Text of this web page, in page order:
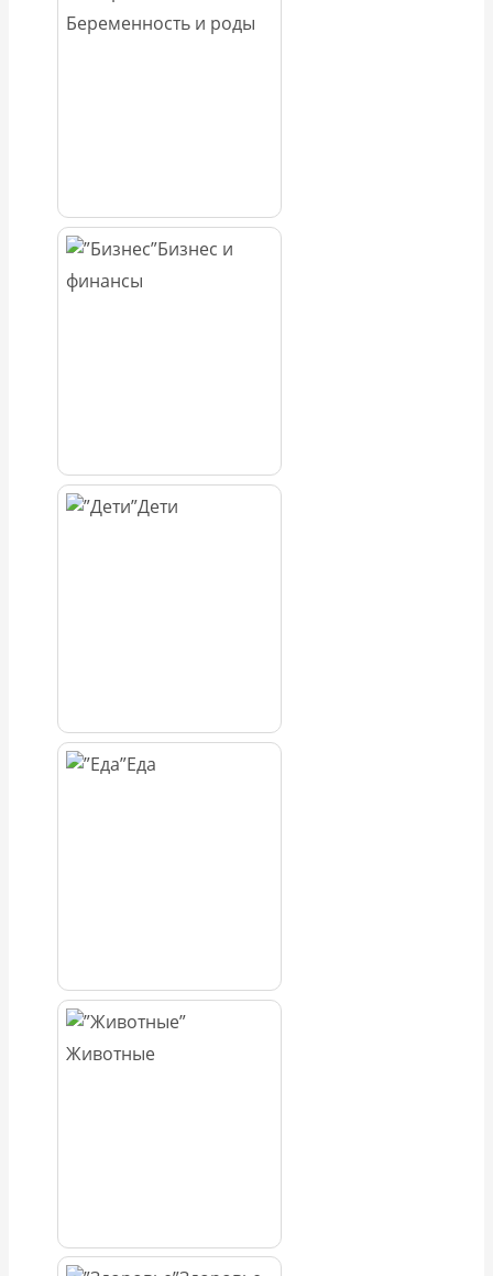
Беременность и роды
Бизнес и
финансы
Дети
Еда
Животные